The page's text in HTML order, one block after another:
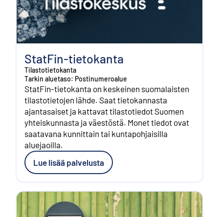
StatFin-tietokanta
Tilastotietokanta
Tarkin aluetaso: Postinumeroalue
StatFin-tietokanta on keskeinen suomalaisten
tilastotietojen lähde. Saat tietokannasta
ajantasaiset ja kattavat tilastotiedot Suomen
yhteiskunnasta ja väestöstä. Monet tiedot ovat
saatavana kunnittain tai kuntapohjaisilla
aluejaoilla.
Lue lisää palvelusta